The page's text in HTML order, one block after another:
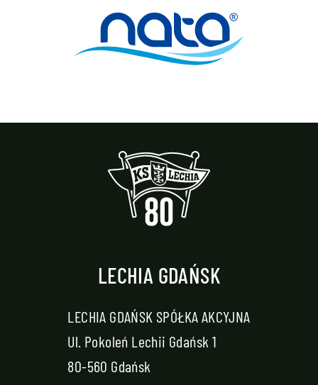
LECHIA GDAŃSK
LECHIA GDAŃSK SPÓŁKA AKCYJNA
Ul. Pokoleń Lechii Gdańsk 1
80-560 Gdańsk